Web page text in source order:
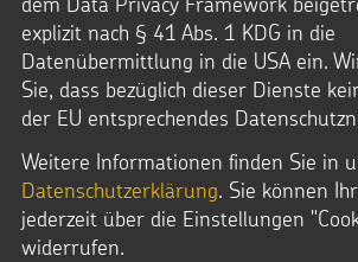
JPG-Datei
explizit nach § 41 Abs. 1 KDG in die
Datenübermittlung in die USA ein.
Sie, dass bezüglich dieser Dienste
der EU entsprechendes
Weitere Informationen finden Sie in
Datenschutzerklärung. Sie können
jederzeit über die Einstellungen
widerrufen.